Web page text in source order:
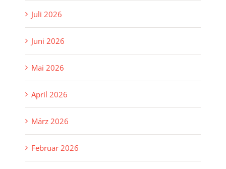
Juli 2026
Juni 2026
Mai 2026
April 2026
März 2026
Februar 2026